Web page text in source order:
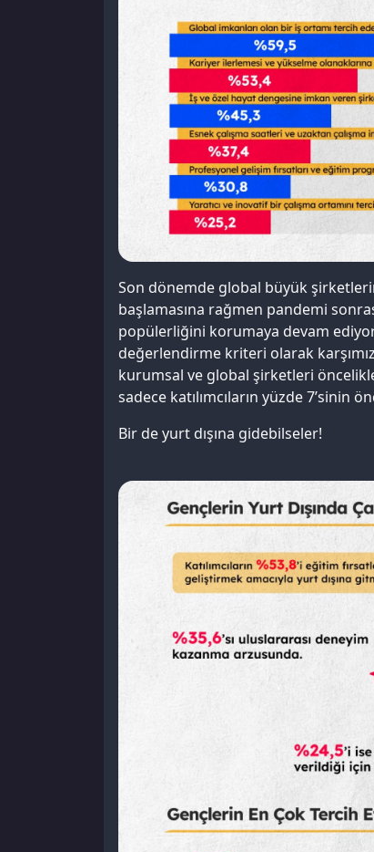
Son dönemde global büyük
başlamasına rağmen pandemi
popülerliğini korumaya devam
değerlendirme kriteri olarak
kurumsal ve global şirketleri
sadece katılımcıların yüzde 7’sinin
Bir de yurt dışına gidebilseler!